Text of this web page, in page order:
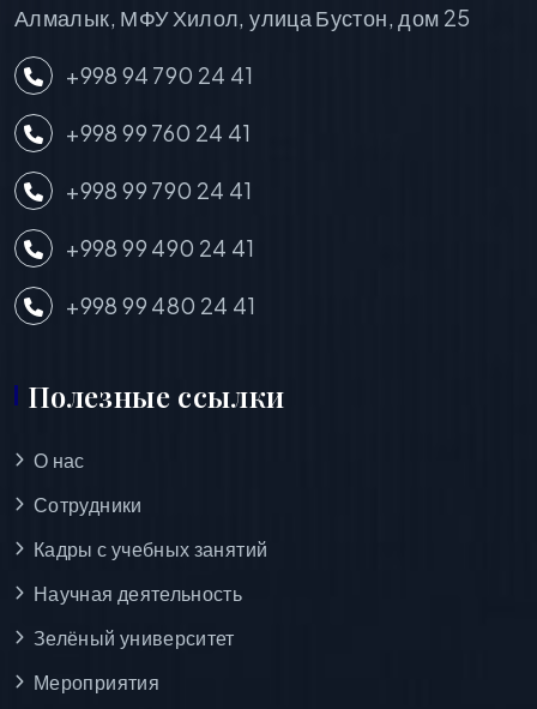
Алмалык, МФУ Хилол, улица Бустон, дом 25
+998 94 790 24 41
+998 99 760 24 41
+998 99 790 24 41
+998 99 490 24 41
+998 99 480 24 41
Полезные ссылки
О нас
Сотрудники
Кадры с учебных занятий
Научная деятельность
Зелёный университет
Мероприятия